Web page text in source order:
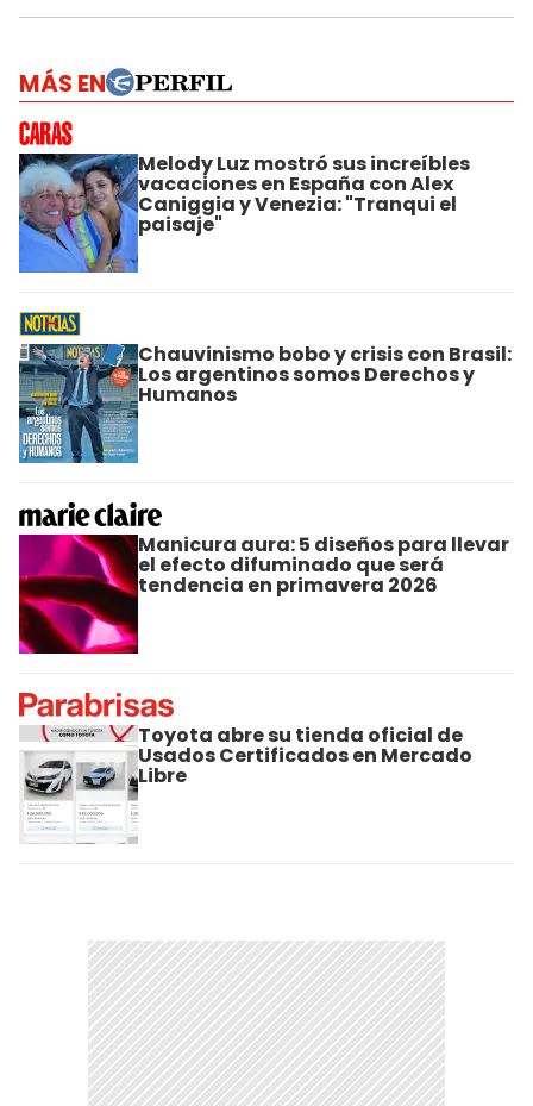
MÁS EN
Melody Luz mostró sus increíbles
vacaciones en España con Alex
Caniggia y Venezia: "Tranqui el
paisaje"
Chauvinismo bobo y crisis con Brasil:
Los argentinos somos Derechos y
Humanos
Manicura aura: 5 diseños para llevar
el efecto difuminado que será
tendencia en primavera 2026
Toyota abre su tienda oficial de
Usados Certificados en Mercado
Libre